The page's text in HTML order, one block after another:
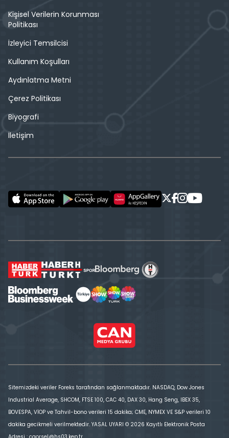
Kişisel Verilerin Korunması
Politikası
İzleyici Temsilcisi
Kullanım Koşulları
Aydınlatma Metni
Çerez Politikası
Biyografi
İletişim
Sitemizdeki veriler Foreks tarafından sağlanmaktadır. NASDAQ, Dow Jones
Industrial Average, SHCOM, FTSE 100, CAC 40, DAX 30, Hang Seng, IBEX 35,
BOVESPA, VİOP ve Tahvil-bono verileri 15 dakika; CME, NYMEX VE S&P verileri 10
dakika gecikmeli verilmektedir. YASAL UYARI © 2026 Kayıtlı Elektronik Posta